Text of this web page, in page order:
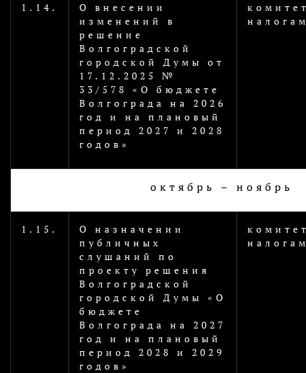
1.14.
О внесении
изменений в
решение
Волгоградской
городской Думы от
17.12.2025 №
33/578 «О бюджете
Волгограда на 2026
год и на плановый
период 2027 и 2028
годов»
октябрь – ноябрь
1.15.
О назначении
публичных
слушаний по
проекту решения
Волгоградской
городской Думы «О
бюджете
Волгограда на 2027
год и на плановый
период 2028 и 2029
годов»